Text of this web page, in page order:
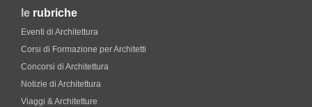
le rubriche
Eventi di Architettura
Corsi di Formazione per Architetti
Concorsi di Architettura
Notizie di Architettura
Viaggi & Architetture